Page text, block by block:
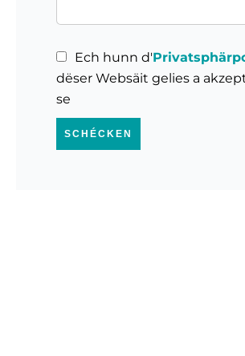
Ech hunn d'
dëser Websäit gelies a
se
SCHÉCKEN